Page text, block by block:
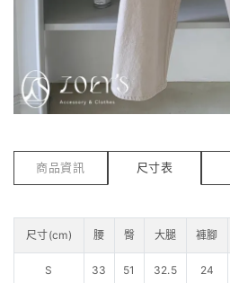
商品資訊 尺寸表
尺寸(cm) 腰 臀 大腿 褲腳
S 33 51 32.5 24